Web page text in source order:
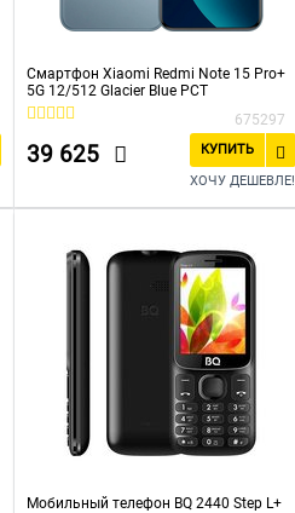
Смартфон Xiaomi Redmi Note 15 Pro+
5G 12/512 Glacier Blue РСТ
675297
39 625
КУПИТЬ
ХОЧУ ДЕШЕВЛЕ!
Мобильный телефон BQ 2440 Step L+